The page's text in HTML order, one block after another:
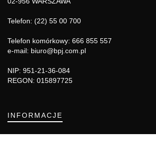
Telefon: (22) 55 00 700
Telefon komórkowy: 666 855 557
e-mail: biuro@bpj.com.pl
NIP: 951-21-36-084
REGON: 015897725
INFORMACJE